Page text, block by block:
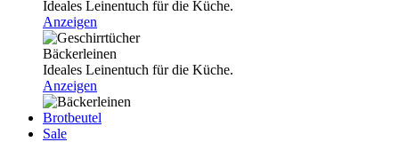
Ideales Leinentuch für die Küche.
Anzeigen
Bäckerleinen
Ideales Leinentuch für die Küche.
Anzeigen
Brotbeutel
Sale